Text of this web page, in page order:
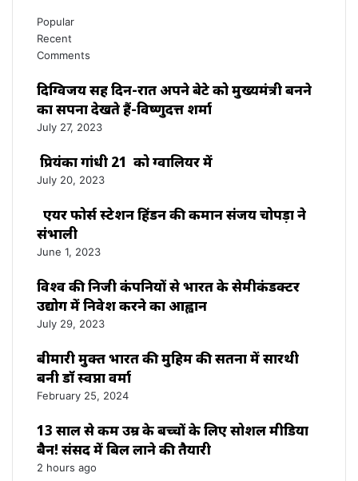
Popular
Recent
Comments
दिग्विजय सिंह दिन-रात अपने बेटे को मुख्यमंत्री बनने
का सपना देखते हैं-विष्णुदत्त शर्मा
July 27, 2023
प्रियंका गांधी 21 को ग्वालियर में
July 20, 2023
एयर फोर्स स्टेशन हिंडन की कमान संजय चोपड़ा ने
संभाली
June 1, 2023
विश्‍व की निजी कंपनियों से भारत के सेमीकंडक्टर
उद्योग में निवेश करने का आह्वान
July 29, 2023
बीमारी मुक्त भारत की मुहिम की सतना में सारथी
बनी डाॅ स्वप्ना वर्मा
February 25, 2024
13 साल से कम उम्र के बच्चों के लिए सोशल मीडिया
बैन! संसद में बिल लाने की तैयारी
2 hours ago